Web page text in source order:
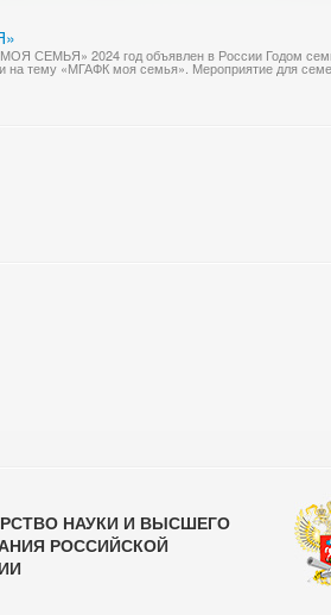
СЕМЬЯ» 2024 год объявлен в России Годом
тему «МГАФК моя семья». Мероприятие для
НАУКИ И ВЫСШЕГО
РОССИЙСКОЙ